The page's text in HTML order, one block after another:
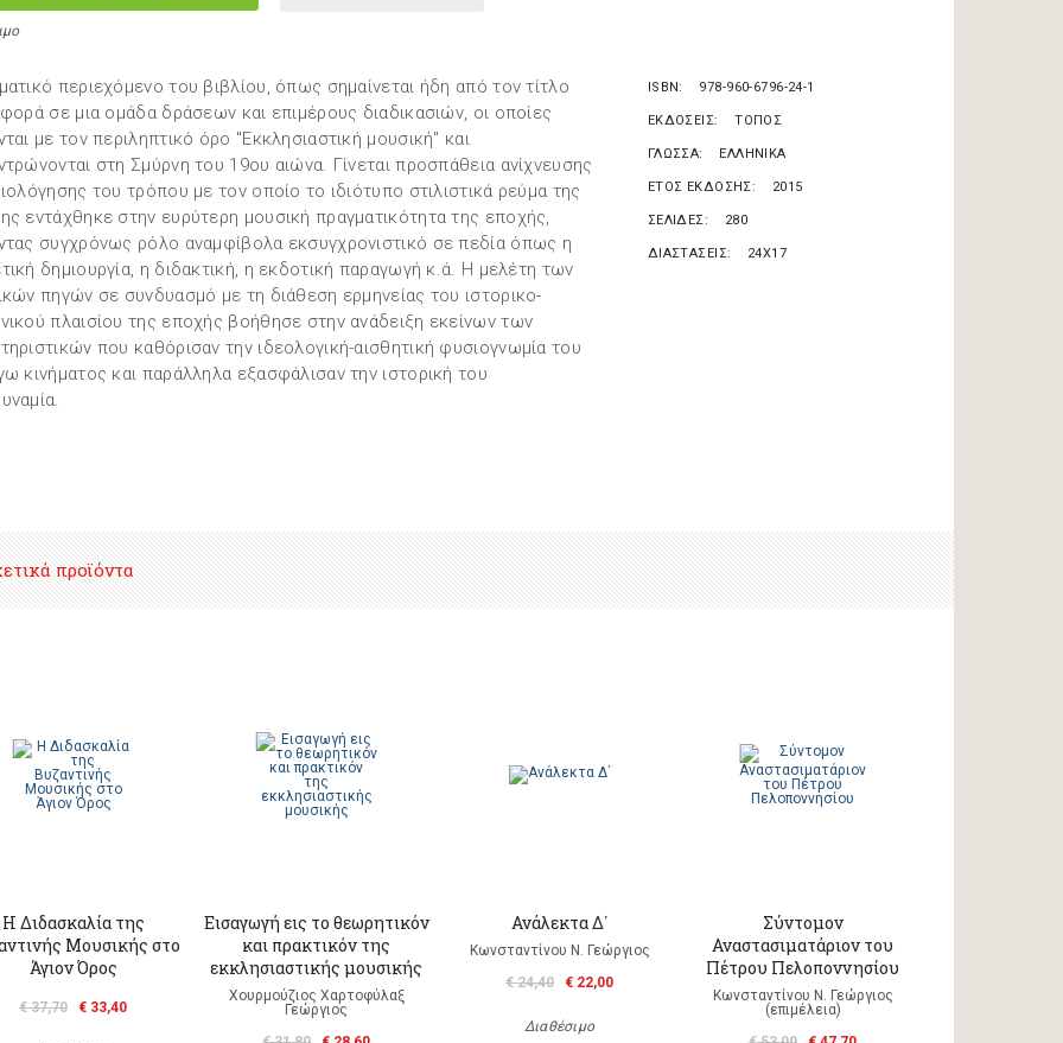
περιεχόμενο του βιβλίου, όπως σημαίνεται ήδη από τον τίτλο
σε μια ομάδα δράσεων και επιμέρους διαδικασιών, οι οποίες
με τον περιληπτικό όρο "Εκκλησιαστική μουσική" και
στη Σμύρνη του 19ου αιώνα. Γίνεται προσπάθεια ανίχνευσης
του τρόπου με τον οποίο το ιδιότυπο στιλιστικά ρεύμα της
εντάχθηκε στην ευρύτερη μουσική πραγματικότητα της εποχής,
συγχρόνως ρόλο αναμφίβολα εκσυγχρονιστικό σε πεδία όπως η
δημιουργία, η διδακτική, η εκδοτική παραγωγή κ.ά. Η μελέτη των
πηγών σε συνδυασμό με τη διάθεση ερμηνείας του ιστορικο-
πλαισίου της εποχής βοήθησε στην ανάδειξη εκείνων των
που καθόρισαν την ιδεολογική-αισθητική φυσιογνωμία του
κινήματος και παράλληλα εξασφάλισαν την ιστορική του
ISBN 978-960-6796-24-1
ΕΚΔΟΣΕΙΣ ΤΟΠΟΣ
ΓΛΩΣΣΑ ΕΛΛΗΝΙΚΑ
ΕΤΟΣ ΕΚΔΟΣΗΣ 2015
ΣΕΛΙΔΕΣ 280
ΔΙΑΣΤΑΣΕΙΣ 24X17
προϊόντα
Η Διδασκαλία της
Μουσικής στο
Άγιον Όρος
€ 37,70 € 33,40
Εισαγωγή εις το θεωρητικόν
και πρακτικόν της
εκκλησιαστικής μουσικής
Χουρμούζιος Χαρτοφύλαξ
Γεώργιος
Ανάλεκτα Δ΄
Κωνσταντίνου Ν. Γεώργιος
€ 24,40
€ 22,00
Διαθέσιμο
Σύντομον
Αναστασιματάριον του
Πέτρου Πελοποννησίου
Κωνσταντίνου Ν. Γεώργιος
(επιμέλεια)